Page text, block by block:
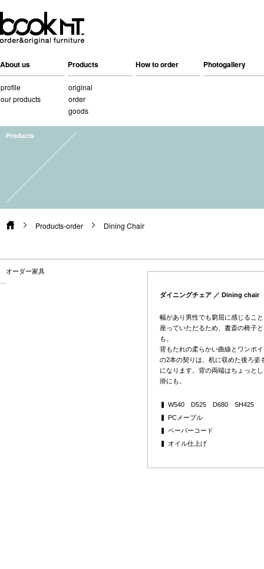
About us Products How to order Photogallery
profile
our products
original
order
goods
Products-order Dining Chair
オーダー家具
ダイニングチェア ／ Dining chair
幅があり男性でも窮屈に感じるこ
座っていただるため、書斎の椅子
も。
背もたれの柔らかい曲線とワンポ
の2本の契りは、机に収めた後ろ姿
になります。背の両端はちょっと
掛にも。
▍ W540 D525 D680 SH425
▍ PCメープル
▍ ペーパーコード
▍ オイル仕上げ